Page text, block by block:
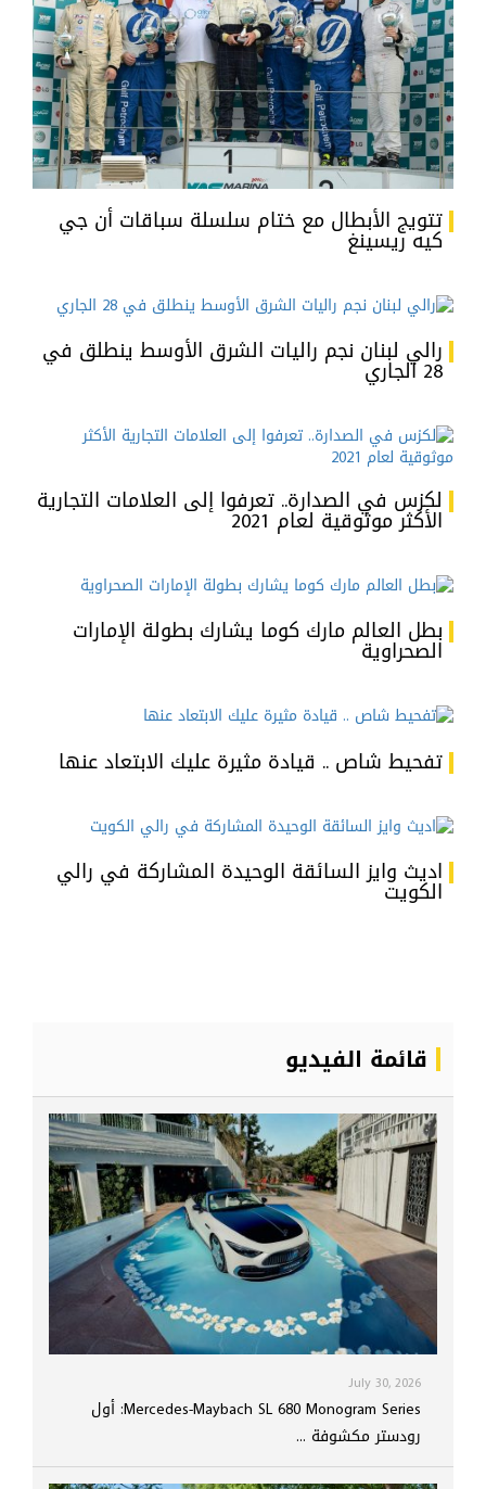
تتويج الأبطال مع ختام سلسلة سباقات أن جي
كيه ريسينغ
رالي لبنان نجم راليات الشرق الأوسط ينطلق في
28 الجاري
لكزس في الصدارة.. تعرفوا إلى العلامات التجارية
الأكثر موثوقية لعام 2021
بطل العالم مارك كوما يشارك بطولة الإمارات
الصحراوية
تفحيط شاص .. قيادة مثيرة عليك الابتعاد عنها
اديث وايز السائقة الوحيدة المشاركة في رالي
الكويت
قائمة الفيديو
July 30, 2026
Mercedes-Maybach SL 680 Monogram Series: أول
رودستر مكشوفة ...